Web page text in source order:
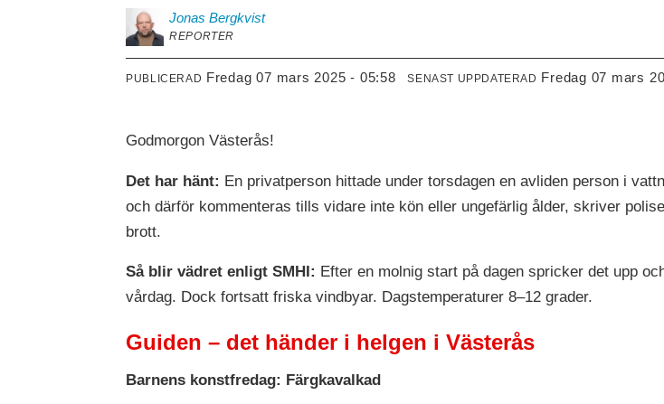
Jonas Bergkvist
REPORTER
PUBLICERAD fredag 07 mars 2025 - 05:58 SENAST UPPDATERAD fredag 07 mars
Godmorgon Västerås!
Det har hänt: En privatperson hittade under torsdagen en avliden person i
och därför kommenteras tills vidare inte kön eller ungefärlig ålder, skriver
brott.
Så blir vädret enligt SMHI: Efter en molnig start på dagen spricker det upp
vårdag. Dock fortsatt friska vindbyar. Dagstemperaturer 8–12 grader.
Guiden – det händer i helgen i Västerås
Barnens konstfredag: Färgkavalkad